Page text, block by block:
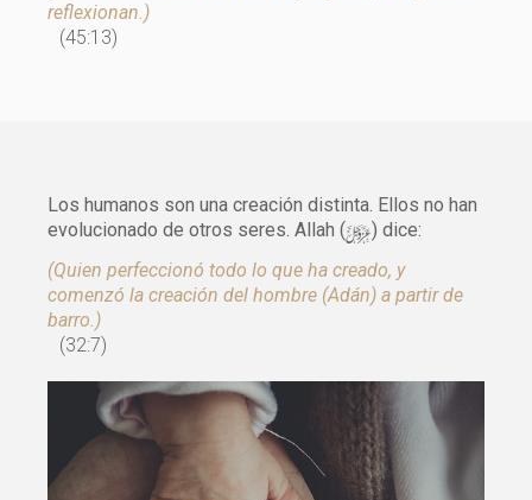
reflexionan.)
(45:13)
Los humanos son una creación distinta. Ellos no han
evolucionado de otros seres. Allah (y) dice:
(Quien perfeccionó todo lo que ha creado, y
comenzó la creación del hombre (Adán) a partir de
barro.)
(32:7)